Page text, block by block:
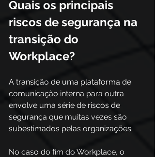
Quais os principais
riscos de segurança na
transição do
Workplace?
A transição de uma plataforma de
comunicação interna para outra
envolve uma série de riscos de
segurança que muitas vezes são
subestimados pelas organizações.
No caso do fim do Workplace, o